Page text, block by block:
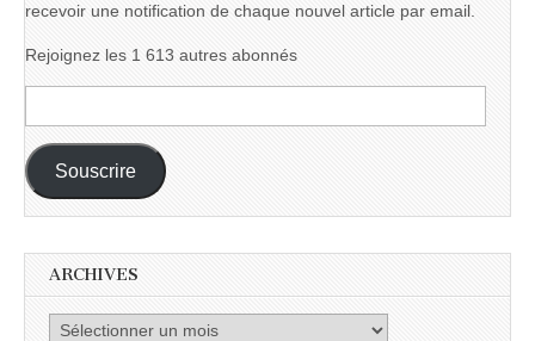
recevoir une notification de chaque nouvel article par email.
Rejoignez les 1 613 autres abonnés
e-
mail :
Souscrire
ARCHIVES
Archives